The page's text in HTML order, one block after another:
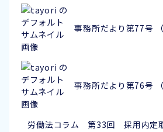
事務所だより第77号
事務所だより第76号
労働法コラム 第33回 採用内定